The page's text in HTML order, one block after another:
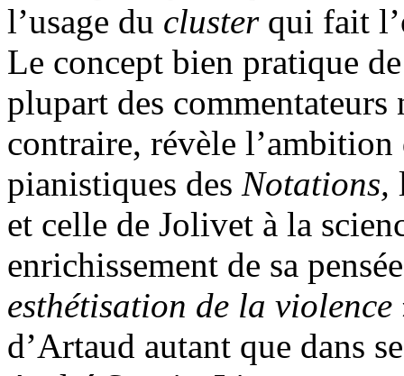
l’usage du cluster qui fait
Le concept bien pratique
plupart des
contraire, révèle
pianistiques des Notations,
et celle de Jolivet à la
enrichissement de sa
esthétisation de la violence
d’Artaud autant que dans